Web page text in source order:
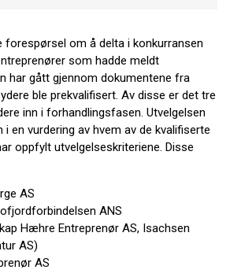
forespørsel om å delta i konkurransen
som hadde meldt
har gått gjennom dokumentene fra
ble prekvalifisert. Av disse er det tre
inn i forhandlingsfasen. Utvelgelsen
i en vurdering av hvem av de kvalifiserte
oppfylt utvelgelseskriteriene. Disse
AS
ANS
Hæhre Entreprenør AS, Isachsen
AS)
AS